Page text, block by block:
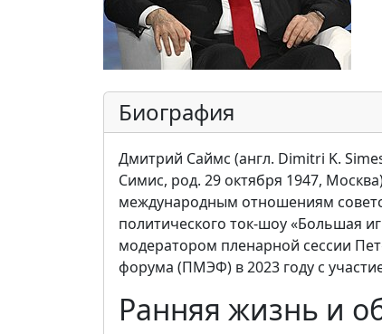
Биография
Дмитрий Саймс (англ. Dimitri K.
Симис, род. 29 октября 1947,
международным отношениям
политического ток-шоу «Большая
модератором пленарной сессии
форума (ПМЭФ) в 2023 году с
Ранняя жизнь и